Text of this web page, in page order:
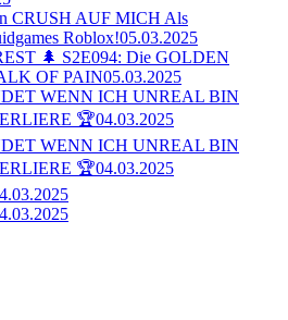
CRUSH AUF MICH Als
Roblox!05.03.2025
🌲 S2E094: Die GOLDEN
OF PAIN05.03.2025
WENN ICH UNREAL BIN
🏆04.03.2025
WENN ICH UNREAL BIN
🏆04.03.2025